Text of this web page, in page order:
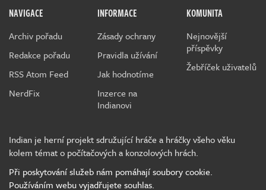
NAVIGACE
Archiv pořadu
Redakce pořadu
RSS Atom Feed
NerdFix
INFORMACE
Zásady ochrany
Pravidla užívání
Jak hodnotíme
Inzerce na
Indianovi
KOMUNITA
Nejnovější
příspěvky
Žebříček uživatelů
Indian je herní projekt sdružující hráče a hráčky všeho věku
kolem témat o počítačových a konzolových hrách.
Při poskytování služeb nám pomáhají soubory cookie.
Používáním webu vyjadřujete souhlas.